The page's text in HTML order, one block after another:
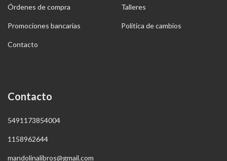
Órdenes de compra Talleres
Promociones bancarias Política de cambios
Contacto
Contacto
5491173854004
1158962644
mandolinalibros@gmail.com